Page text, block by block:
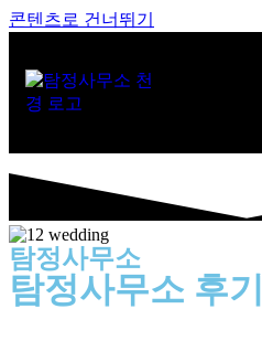
콘텐츠로 건너뛰기
탐정사무소
탐정사무소 후기